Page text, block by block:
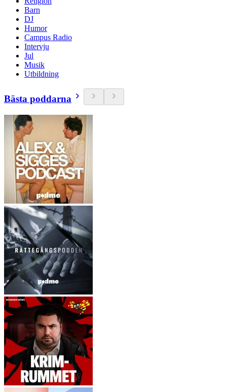
Barn
DJ
Humor
Campus Radio
Intervju
Jul
Musik
Utbildning
Bästa poddarna